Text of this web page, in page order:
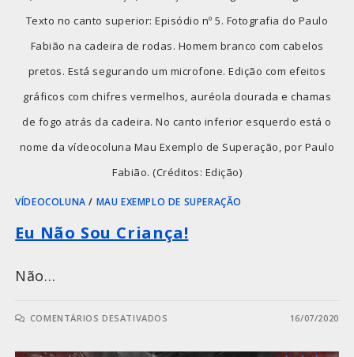
Texto no canto superior: Episódio nº 5. Fotografia do Paulo
Fabião na cadeira de rodas. Homem branco com cabelos
pretos. Está segurando um microfone. Edição com efeitos
gráficos com chifres vermelhos, auréola dourada e chamas
de fogo atrás da cadeira. No canto inferior esquerdo está o
nome da vídeocoluna Mau Exemplo de Superação, por Paulo
Fabião. (Créditos: Edição)
VÍDEOCOLUNA / MAU EXEMPLO DE SUPERAÇÃO
Eu Não Sou Criança!
Não…
COMENTÁRIOS DESATIVADOS 16/07/2020